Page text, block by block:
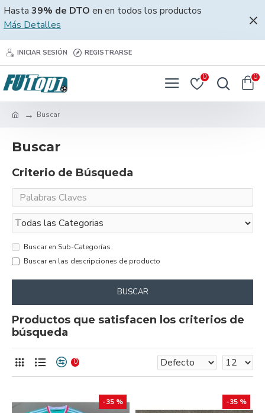
Hasta 39% de DTO en en todos los productos
Más Detalles
INICIAR SESIÓN REGISTRARSE
0 0
Buscar
Buscar
Criterio de Búsqueda
Buscar en Sub-Categorías
Buscar en las descripciones de producto
BUSCAR
Productos que satisfacen los criterios de
búsqueda
0
-35 % -35 %